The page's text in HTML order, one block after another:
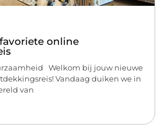
online
Welkom bij jouw nieuwe
Vandaag duiken we in
van